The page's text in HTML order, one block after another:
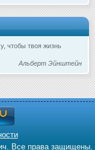
чтобы твоя жизнь
Альберт Эйнштейн
Все права защищены.